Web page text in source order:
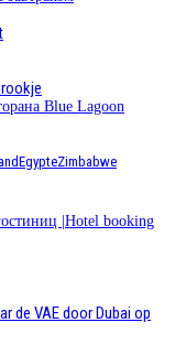
EgypteZimbabwe
de VAE door Dubai op